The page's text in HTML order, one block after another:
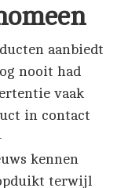
aanbiedt
nooit had
vaak
in contact
kennen
terwijl